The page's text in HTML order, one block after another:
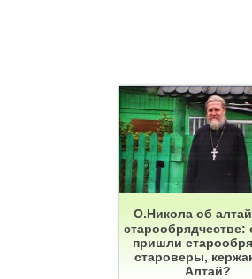
О.Никола об
старообрядчестве:
пришли
староверы,
Алтай?